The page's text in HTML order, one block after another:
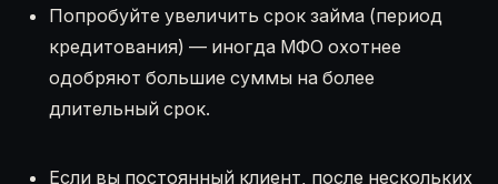
Попробуйте увеличить срок займа (период
кредитования) — иногда МФО охотнее
одобряют большие суммы на более
длительный срок.
Если вы постоянный клиент, после нескольких